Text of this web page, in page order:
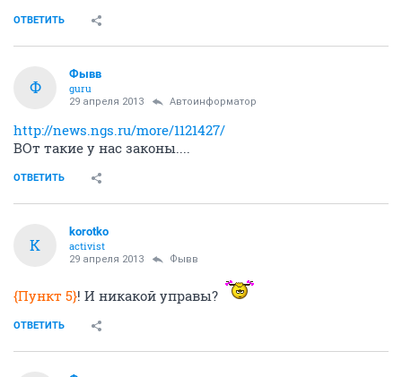
ОТВЕТИТЬ
Ф
Фывв
guru
29 апреля 2013 Автоинформатор
http://news.ngs.ru/more/1121427/
ВОт такие у нас законы....
ОТВЕТИТЬ
K
korotko
activist
29 апреля 2013 Фывв
{Пункт 5}! И никакой управы?
ОТВЕТИТЬ